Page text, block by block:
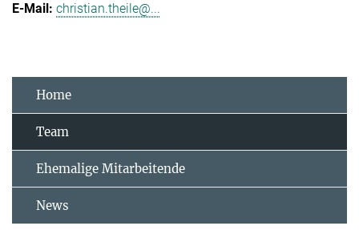
christian.theile@...
Home
Team
Ehemalige Mitarbeitende
News